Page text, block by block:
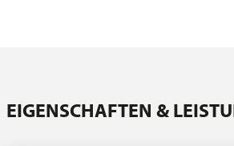
Ansprechpartner
EIGENSCHAFTEN &